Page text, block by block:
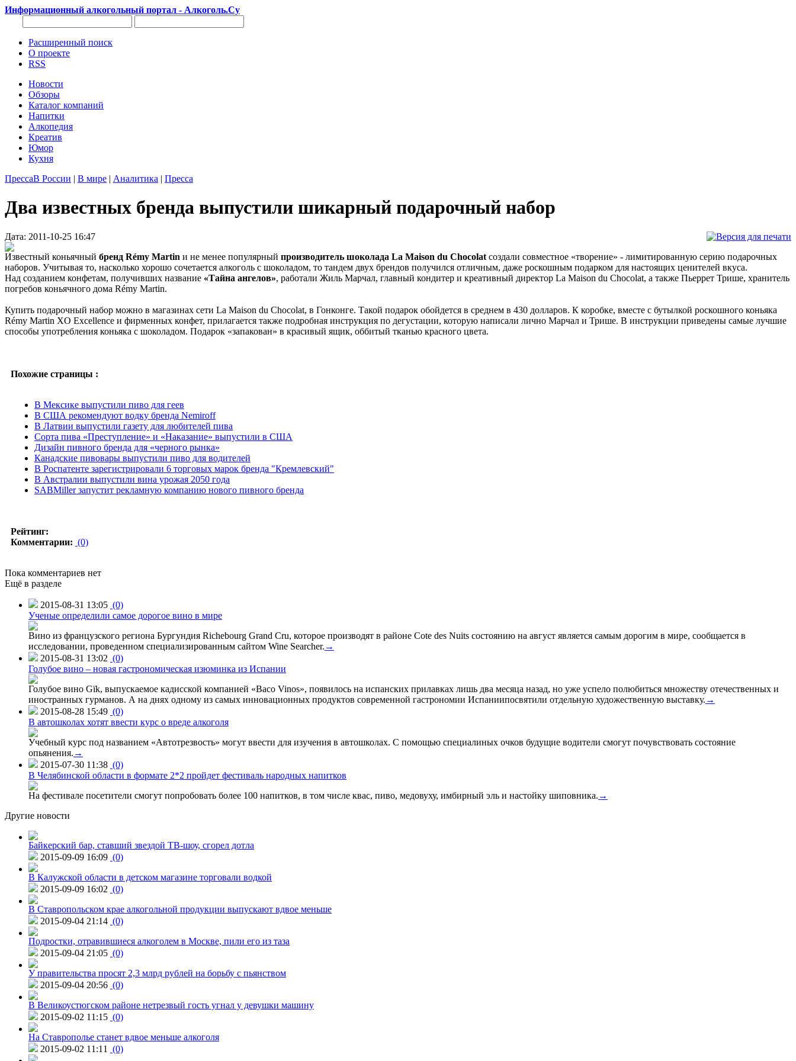
Информационный алкогольный портал - Алкоголь.Су
Расширенный поиск
О проекте
RSS
Новости
Обзоры
Каталог компаний
Напитки
Алкопедия
Креатив
Юмор
Кухня
ПрессаВ России | В мире | Аналитика | Пресса
Два известных бренда выпустили шикарный подарочный набор
Дата: 2011-10-25 16:47
Известный коньячный бренд Rémy Martin и не менее популярный производитель шоколада La Maison du Chocolat создали совместное «творение» - лимитированную серию подарочных
наборов. Учитывая то, насколько хорошо сочетается алкоголь с шоколадом, то тандем двух брендов получился отличным, даже роскошным подарком для настоящих ценителей вкуса.
Над созданием конфетам, получивших название «Тайна ангелов», работали Жиль Марчал, главный кондитер и креативный директор La Maison du Chocolat, а также Пьеррет Трише, хранитель
погребов коньячного дома Rémy Martin.
Купить подарочный набор можно в магазинах сети La Maison du Chocolat, в Гонконге. Такой подарок обойдется в среднем в 430 долларов. К коробке, вместе с бутылкой роскошного коньяка
Rémy Martin XO Excellence и фирменных конфет, прилагается также подробная инструкция по дегустации, которую написали лично Марчал и Трише. В инструкции приведены самые лучшие
способы употребления коньяка с шоколадом. Подарок «запакован» в красивый ящик, оббитый тканью красного цвета.
Похожие страницы :
В Мексике выпустили пиво для геев
В США рекомендуют водку бренда Nemiroff
В Латвии выпустили газету для любителей пива
Сорта пива «Преступление» и «Наказание» выпустили в США
Дизайн пивного бренда для «черного рынка»
Канадские пивовары выпустили пиво для водителей
В Роспатенте зарегистрировали 6 торговых марок бренда "Кремлевский"
В Австралии выпустили вина урожая 2050 года
SABMiller запустит рекламную компанию нового пивного бренда
Рейтинг:
Комментарии: (0)
Пока комментариев нет
Ещё в разделе
2015-08-31 13:05 (0)
Ученые определили самое дорогое вино в мире
Вино из французского региона Бургундия Richebourg Grand Cru, которое производят в районе Cote des Nuits состоянию на август является самым дорогим в мире, сообщается в
исследовании, проведенном специализированным сайтом Wine Searcher. →
2015-08-31 13:02 (0)
Голубое вино – новая гастрономическая изюминка из Испании
Голубое вино Gïk, выпускаемое кадисской компанией «Baco Vinos», появилось на испанских прилавках лишь два месяца назад, но уже успело полюбиться множеству отечественных и
иностранных гурманов. А на днях одному из самых инновационных продуктов современной гастрономии Испаниипосвятили отдельную художественную выставку. →
2015-08-28 15:49 (0)
В автошколах хотят ввести курс о вреде алкоголя
Учебный курс под названием «Автотрезвость» могут ввести для изучения в автошколах. С помощью специалиных очков будущие водители смогут почувствовать состояние
опьянения. →
2015-07-30 11:38 (0)
В Челябинской области в формате 2*2 пройдет фестиваль народных напитков
На фестивале посетители смогут попробовать более 100 напитков, в том числе квас, пиво, медовуху, имбирный эль и настойку шиповника. →
Другие новости
Байкерский бар, ставший звездой ТВ-шоу, сгорел дотла
2015-09-09 16:09 (0)
В Калужской области в детском магазине торговали водкой
2015-09-09 16:02 (0)
В Ставропольском крае алкогольной продукции выпускают вдвое меньше
2015-09-04 21:14 (0)
Подростки, отравившиеся алкоголем в Москве, пили его из таза
2015-09-04 21:05 (0)
У правительства просят 2,3 млрд рублей на борьбу с пьянством
2015-09-04 20:56 (0)
В Великоустюгском районе нетрезвый гость угнал у девушки машину
2015-09-02 11:15 (0)
На Ставрополье станет вдвое меньше алкоголя
2015-09-02 11:11
(0)